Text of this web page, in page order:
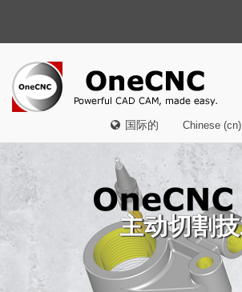
国际的 Chinese (cn)
主动切割技术